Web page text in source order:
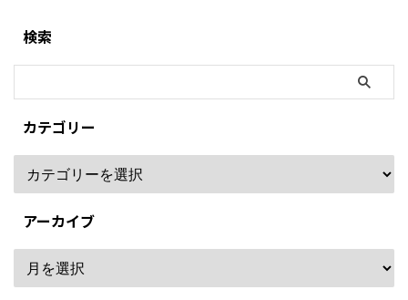
検索
カテゴリー
アーカイブ